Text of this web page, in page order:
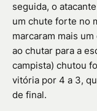
seguida, o
um chute forte no
marcaram mais
ao chutar para a
campista) chutou
vitória por 4 a 3,
de final.